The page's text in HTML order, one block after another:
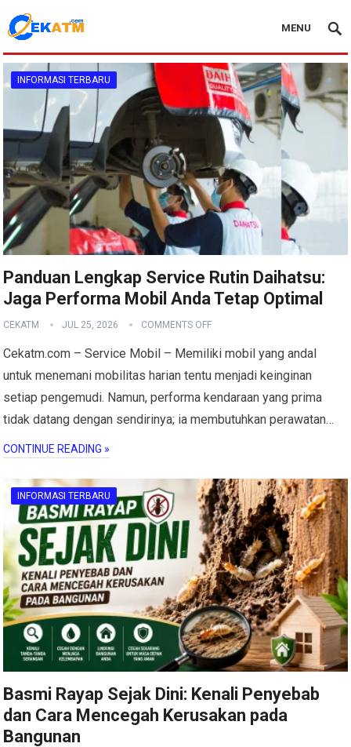
MENU
INFORMASI TERBARU
Panduan Lengkap Service Rutin Daihatsu:
Jaga Performa Mobil Anda Tetap Optimal
CEKATM JUL 25, 2026 COMMENTS OFF
Cekatm.com – Service Mobil – Memiliki mobil yang andal
untuk menemani mobilitas harian tentu menjadi keinginan
setiap pengemudi. Namun, performa kendaraan yang prima
tidak datang dengan sendirinya; ia membutuhkan perawatan…
CONTINUE READING »
INFORMASI TERBARU
Basmi Rayap Sejak Dini: Kenali Penyebab
dan Cara Mencegah Kerusakan pada
Bangunan